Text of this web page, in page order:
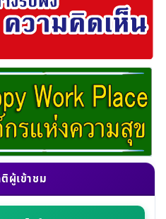
ผู้เข้าชม